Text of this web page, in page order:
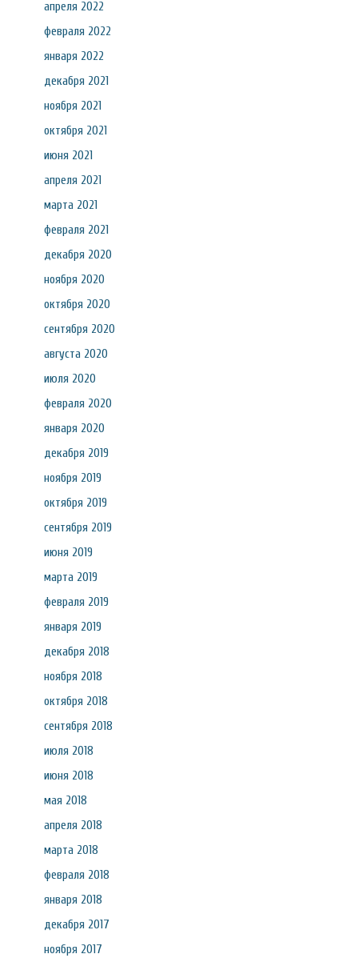
апреля 2022
февраля 2022
января 2022
декабря 2021
ноября 2021
октября 2021
июня 2021
апреля 2021
марта 2021
февраля 2021
декабря 2020
ноября 2020
октября 2020
сентября 2020
августа 2020
июля 2020
февраля 2020
января 2020
декабря 2019
ноября 2019
октября 2019
сентября 2019
июня 2019
марта 2019
февраля 2019
января 2019
декабря 2018
ноября 2018
октября 2018
сентября 2018
июля 2018
июня 2018
мая 2018
апреля 2018
марта 2018
февраля 2018
января 2018
декабря 2017
ноября 2017